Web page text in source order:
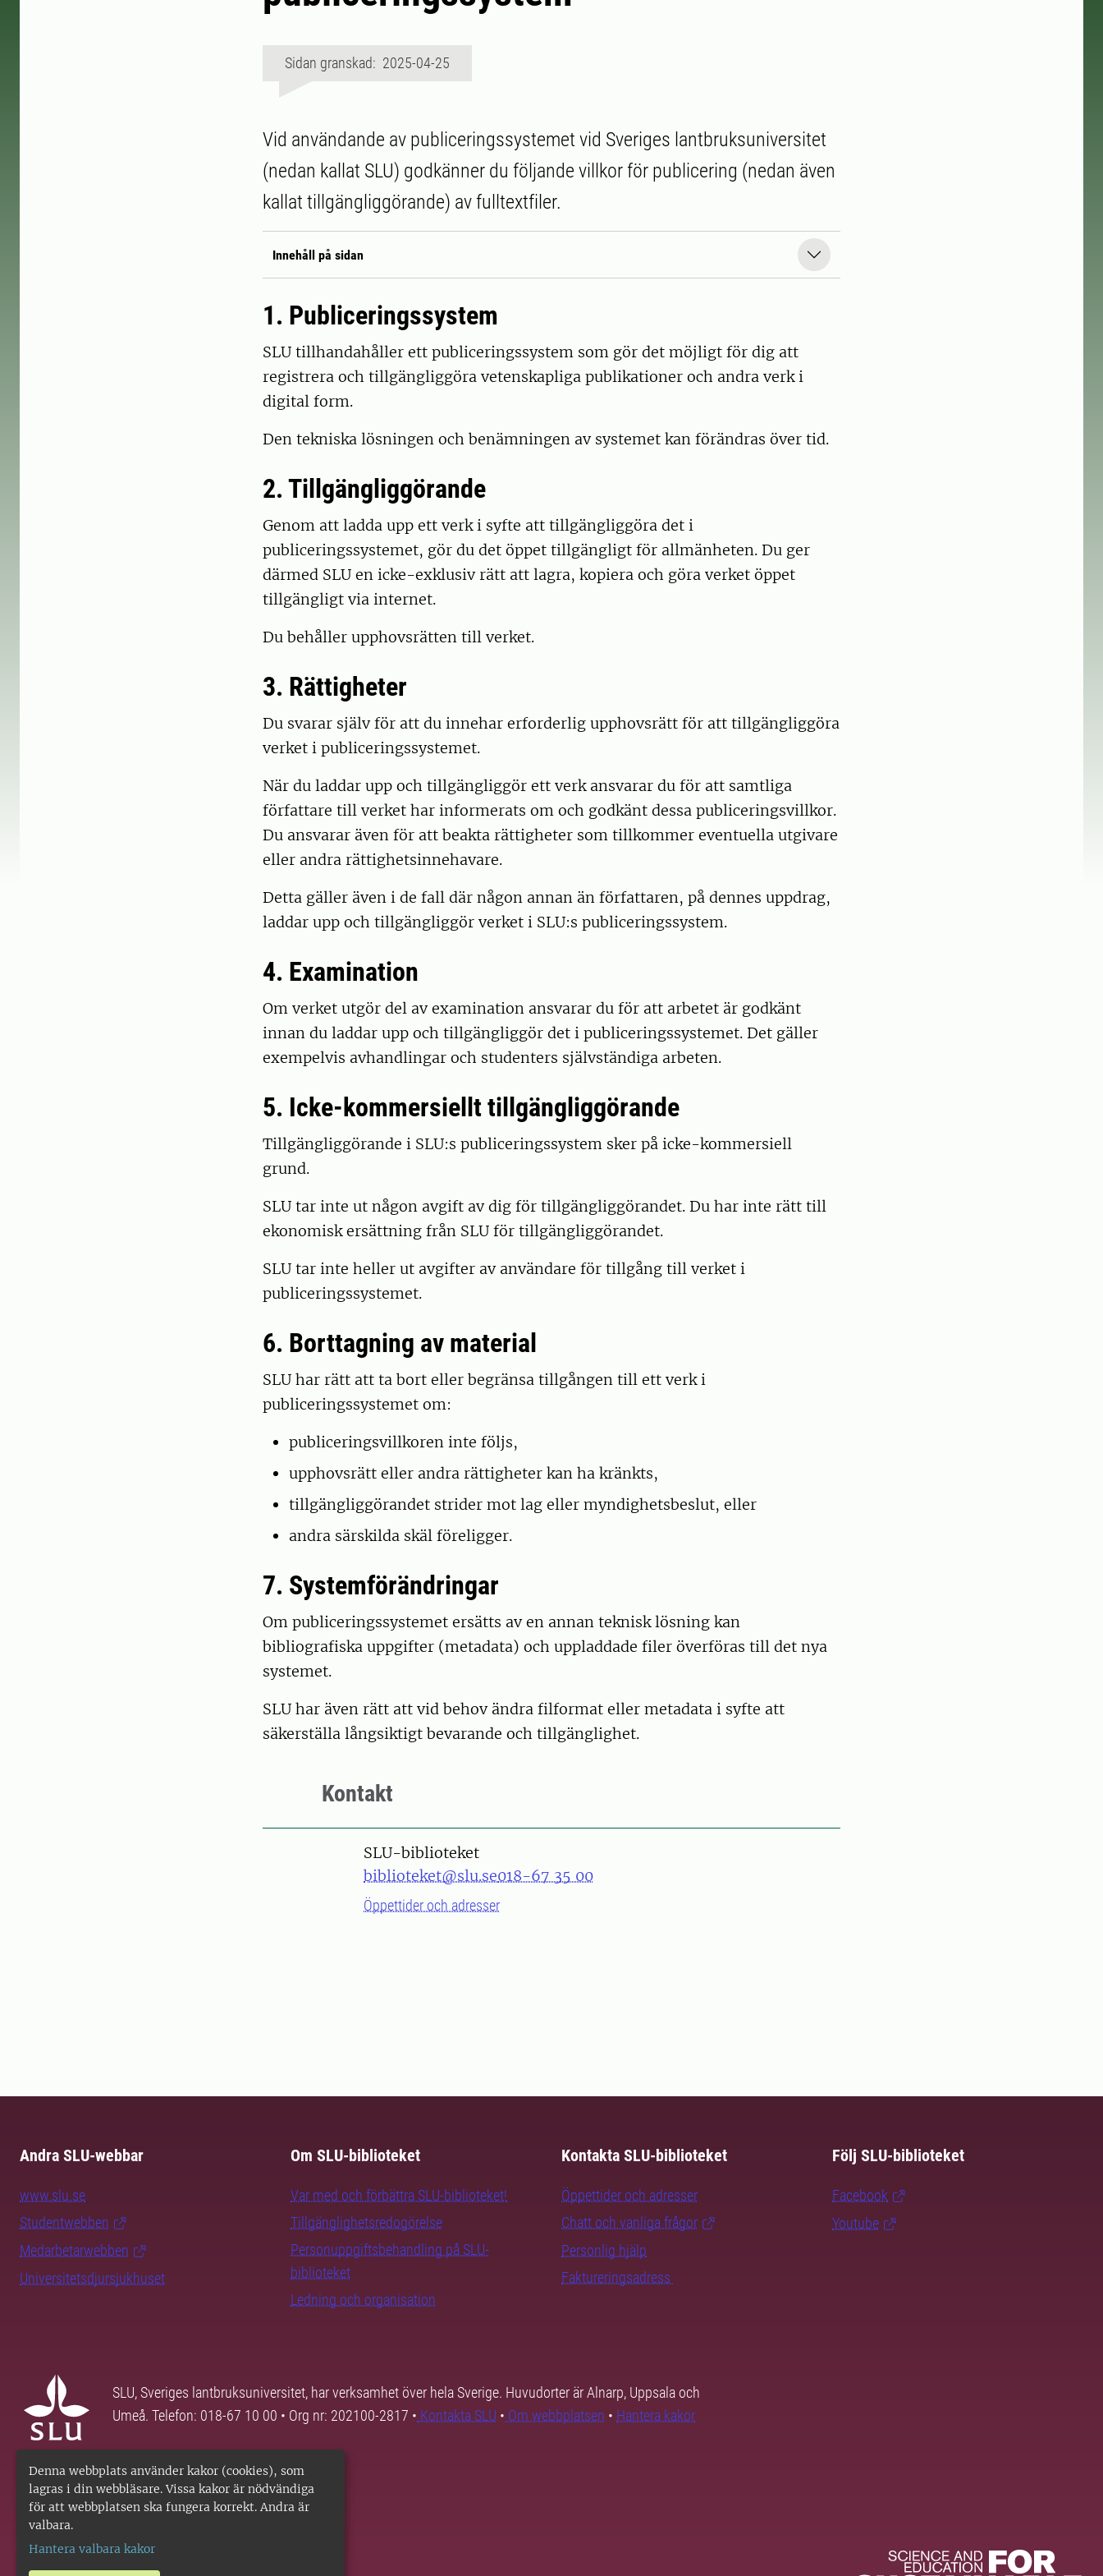
Denna webbplats använder kakor (cookies), som
lagras i din webbläsare. Vissa kakor är nödvändiga
för att webbplatsen ska fungera korrekt. Andra är
valbara.
Hantera valbara kakor
Sidan granskad: 2025-04-25
Vid användande av publiceringssystemet vid Sveriges lantbruksuniversitet
(nedan kallat SLU) godkänner du följande villkor för publicering (nedan även
kallat tillgängliggörande) av fulltextfiler.
Innehåll på sidan
1. Publiceringssystem
SLU tillhandahåller ett publiceringssystem som gör det möjligt för dig att
registrera och tillgängliggöra vetenskapliga publikationer och andra verk i
digital form.
Den tekniska lösningen och benämningen av systemet kan förändras över tid.
2. Tillgängliggörande
Genom att ladda upp ett verk i syfte att tillgängliggöra det i
publiceringssystemet, gör du det öppet tillgängligt för allmänheten. Du ger
därmed SLU en icke-exklusiv rätt att lagra, kopiera och göra verket öppet
tillgängligt via internet.
Du behåller upphovsrätten till verket.
3. Rättigheter
Du svarar själv för att du innehar erforderlig upphovsrätt för att tillgängliggöra
verket i publiceringssystemet.
När du laddar upp och tillgängliggör ett verk ansvarar du för att samtliga
författare till verket har informerats om och godkänt dessa publiceringsvillkor.
Du ansvarar även för att beakta rättigheter som tillkommer eventuella utgivare
eller andra rättighetsinnehavare.
Detta gäller även i de fall där någon annan än författaren, på dennes uppdrag,
laddar upp och tillgängliggör verket i SLU:s publiceringssystem.
4. Examination
Om verket utgör del av examination ansvarar du för att arbetet är godkänt
innan du laddar upp och tillgängliggör det i publiceringssystemet. Det gäller
exempelvis avhandlingar och studenters självständiga arbeten.
5. Icke-kommersiellt tillgängliggörande
Tillgängliggörande i SLU:s publiceringssystem sker på icke-kommersiell
grund.
SLU tar inte ut någon avgift av dig för tillgängliggörandet. Du har inte rätt till
ekonomisk ersättning från SLU för tillgängliggörandet.
SLU tar inte heller ut avgifter av användare för tillgång till verket i
publiceringssystemet.
6. Borttagning av material
SLU har rätt att ta bort eller begränsa tillgången till ett verk i
publiceringssystemet om:
publiceringsvillkoren inte följs,
upphovsrätt eller andra rättigheter kan ha kränkts,
tillgängliggörandet strider mot lag eller myndighetsbeslut, eller
andra särskilda skäl föreligger.
7. Systemförändringar
Om publiceringssystemet ersätts av en annan teknisk lösning kan
bibliografiska uppgifter (metadata) och uppladdade filer överföras till det nya
systemet.
SLU har även rätt att vid behov ändra filformat eller metadata i syfte att
säkerställa långsiktigt bevarande och tillgänglighet.
Kontakt
SLU-biblioteket
biblioteket@slu.se018-67 35 00
Öppettider och adresser
Andra SLU-webbar
www.slu.se
Studentwebben
Medarbetarwebben
Universitetsdjursjukhuset
Om SLU-biblioteket
Var med och förbättra SLU-biblioteket!
Tillgänglighetsredogörelse
Personuppgiftsbehandling på SLU-
biblioteket
Ledning och organisation
Kontakta SLU-biblioteket
Öppettider och adresser
Chatt och vanliga frågor
Personlig hjälp
Faktureringsadress
Följ SLU-biblioteket
Facebook
Youtube
SLU, Sveriges lantbruksuniversitet, har verksamhet över hela Sverige. Huvudorter är Alnarp, Uppsala och
Umeå. Telefon: 018-67 10 00 • Org nr: 202100-2817 • Kontakta SLU • Om webbplatsen • Hantera kakor